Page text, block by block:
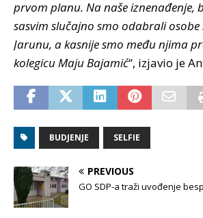
prvom planu. Na naše iznenađenje,
sasvim slučajno smo odabrali osobe
Jarunu, a kasnije smo među njima
kolegicu Maju Bajamić“, izjavio je
BUDJENJE SELFIE
PREVIOUS
GO SDP-a traži uvođenje